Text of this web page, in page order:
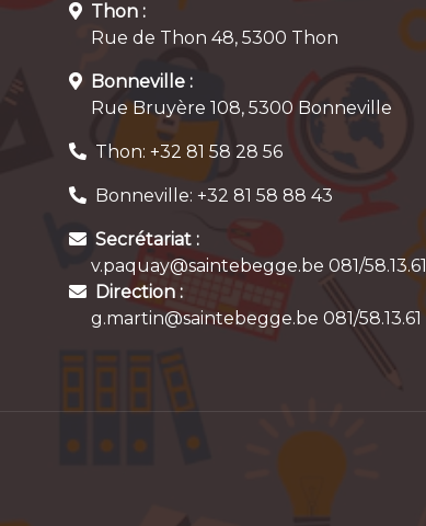
Thon :
Rue de Thon 48, 5300 Thon
Bonneville :
Rue Bruyère 108, 5300 Bonneville
Thon: +32 81 58 28 56
Bonneville: +32 81 58 88 43
Secrétariat :
v.paquay@saintebegge.be 081/58.13.61
Direction :
g.martin@saintebegge.be 081/58.13.61